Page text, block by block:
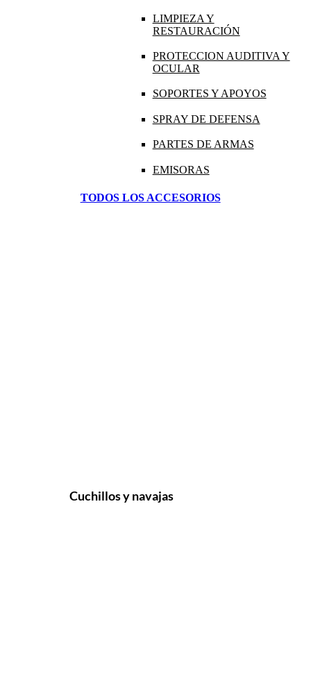
LIMPIEZA Y
RESTAURACIÓN
PROTECCION AUDITIVA Y
OCULAR
SOPORTES Y APOYOS
SPRAY DE DEFENSA
PARTES DE ARMAS
EMISORAS
TODOS LOS ACCESORIOS
Cuchillos y navajas